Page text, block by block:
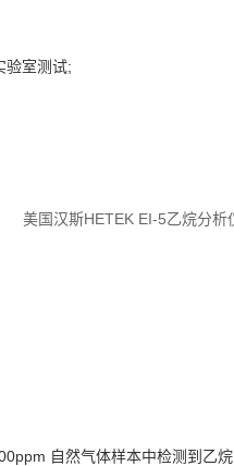
验室测试;
自然气体样本中检测到乙烷